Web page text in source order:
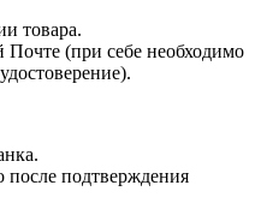
товара.
(при себе необходимо
после подтверждения